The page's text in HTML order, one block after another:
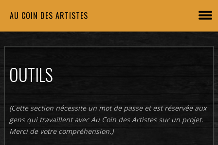
AU COIN DES ARTISTES
OUTILS
(Cette section nécessite un mot de passe et est réservée aux
gens qui travaillent avec Au Coin des Artistes sur un projet.
Merci de votre compréhension.)